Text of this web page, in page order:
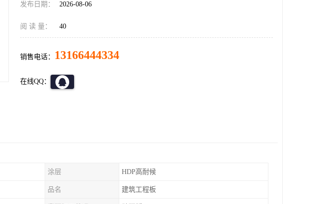
发布日期： 2026-08-06
阅 读 量： 40
销售电话： 13166444334
在线QQ：
涂层 HDP高耐候
品名 建筑工程板